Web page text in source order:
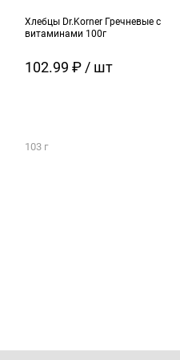
Хлебцы Dr.Korner Гречневые с
витаминами 100г
102.99 ₽ / шт
103 г